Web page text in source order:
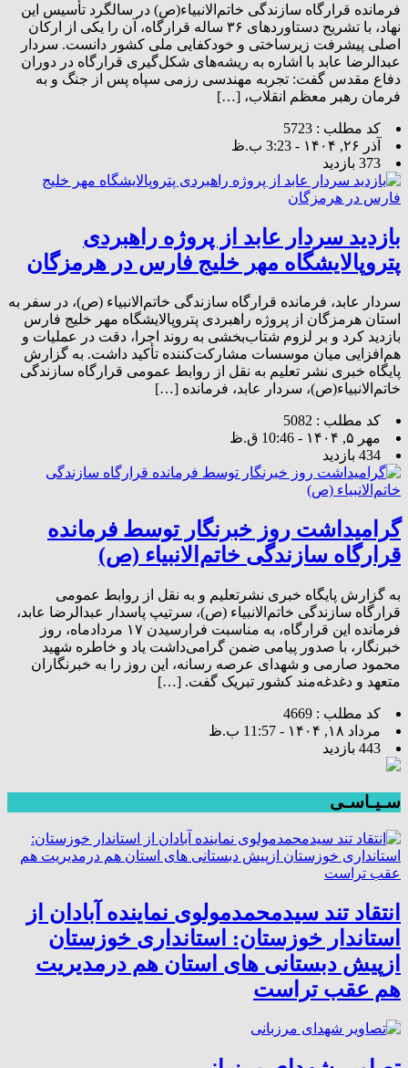
فرمانده قرارگاه سازندگی خاتم‌الانبیاء(ص) در سالگرد تأسیس این
نهاد، با تشریح دستاوردهای ۳۶ ساله قرارگاه، آن را یکی از ارکان
اصلی پیشرفت زیرساختی و خودکفایی ملی کشور دانست. سردار
عبدالرضا عابد با اشاره به ریشه‌های شکل‌گیری قرارگاه در دوران
دفاع مقدس گفت: تجربه مهندسی رزمی سپاه پس از جنگ و به
فرمان رهبر معظم انقلاب، […]
کد مطلب : 5723
آذر ۲۶, ۱۴۰۴ - 3:23 ب.ظ
373 بازدید
بازدید سردار عابد از پروژه راهبردی
پتروپالایشگاه مهر خلیج فارس در هرمزگان
سردار عابد، فرمانده قرارگاه سازندگی خاتم‌الانبیاء (ص)، در سفر به
استان هرمزگان از پروژه راهبردی پتروپالایشگاه مهر خلیج فارس
بازدید کرد و بر لزوم شتاب‌بخشی به روند اجرا، دقت در عملیات و
هم‌افزایی میان موسسات مشارکت‌کننده تأکید داشت. به گزارش
پایگاه خبری نشر تعلیم به نقل از روابط عمومی قرارگاه سازندگی
خاتم‌الانبیاء(ص)، سردار عابد، فرمانده […]
کد مطلب : 5082
مهر ۵, ۱۴۰۴ - 10:46 ق.ظ
434 بازدید
گرامیداشت روز خبرنگار توسط فرمانده
قرارگاه سازندگی خاتم‌الانبیاء (ص)
به گزارش پایگاه خبری نشرتعلیم و به نقل از روابط عمومی
قرارگاه سازندگی خاتم‌الانبیاء (ص)، سرتیپ پاسدار عبدالرضا عابد،
فرمانده این قرارگاه، به مناسبت فرارسیدن ۱۷ مردادماه، روز
خبرنگار، با صدور پیامی ضمن گرامی‌داشت یاد و خاطره شهید
محمود صارمی و شهدای عرصه رسانه، این روز را به خبرنگاران
متعهد و دغدغه‌مند کشور تبریک گفت. […]
کد مطلب : 4669
مرداد ۱۸, ۱۴۰۴ - 11:57 ب.ظ
443 بازدید
سـیـاسـی
انتقاد تند سیدمحمدمولوی نماینده آبادان از
استاندار خوزستان: استانداری خوزستان
ازپیش دبستانی های استان هم درمدیریت
هم عقب تراست